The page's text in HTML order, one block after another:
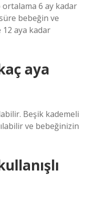
ortalama 6 ay kadar
bebeğin ve
aya kadar
aya
Beşik kademeli
ve bebeğinizin